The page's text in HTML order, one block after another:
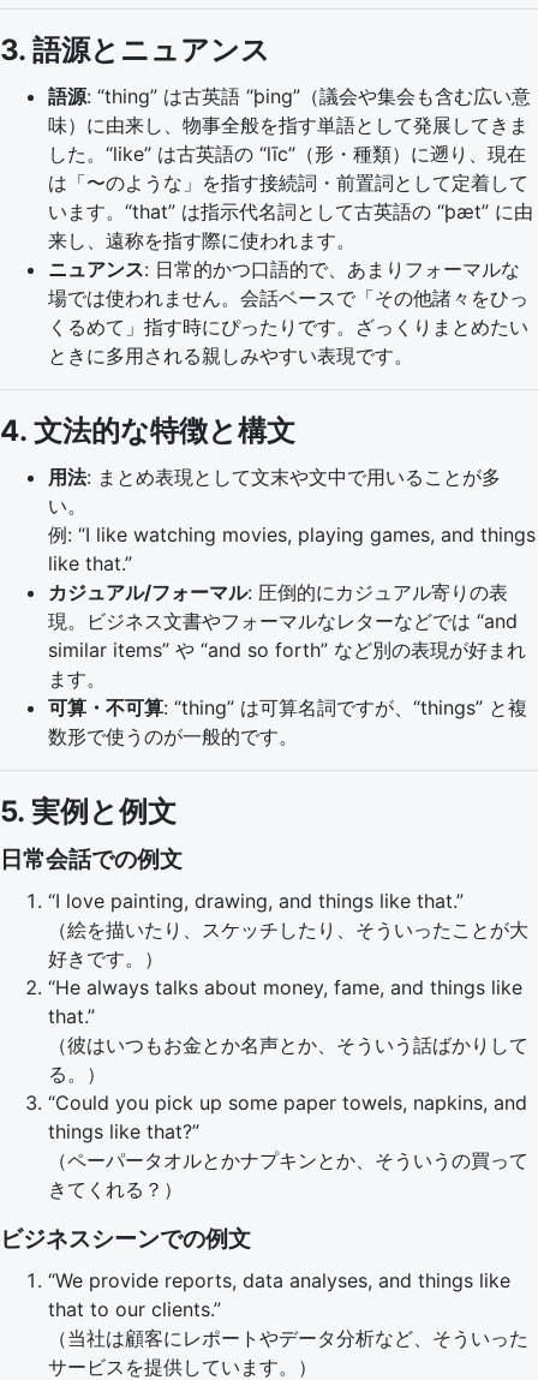
3. 語源とニュアンス
語源: “thing” は古英語 “þing”（議会や集会も含む広い意
味）に由来し、物事全般を指す単語として発展してきま
した。“like” は古英語の “līc”（形・種類）に遡り、現在
は「〜のような」を指す接続詞・前置詞として定着して
います。“that” は指示代名詞として古英語の “þæt” に由
来し、遠称を指す際に使われます。
ニュアンス: 日常的かつ口語的で、あまりフォーマルな
場では使われません。会話ベースで「その他諸々をひっ
くるめて」指す時にぴったりです。ざっくりまとめたい
ときに多用される親しみやすい表現です。
4. 文法的な特徴と構文
用法: まとめ表現として文末や文中で用いることが多
い。
例: “I like watching movies, playing games, and things
like that.”
カジュアル/フォーマル: 圧倒的にカジュアル寄りの表
現。ビジネス文書やフォーマルなレターなどでは “and
similar items” や “and so forth” など別の表現が好まれ
ます。
可算・不可算: “thing” は可算名詞ですが、“things” と複
数形で使うのが一般的です。
5. 実例と例文
日常会話での例文
“I love painting, drawing, and things like that.”
（絵を描いたり、スケッチしたり、そういったことが大
好きです。）
“He always talks about money, fame, and things like
that.”
（彼はいつもお金とか名声とか、そういう話ばかりして
る。）
“Could you pick up some paper towels, napkins, and
things like that?”
（ペーパータオルとかナプキンとか、そういうの買って
きてくれる？）
ビジネスシーンでの例文
“We provide reports, data analyses, and things like
that to our clients.”
（当社は顧客にレポートやデータ分析など、そういった
サービスを提供しています。）